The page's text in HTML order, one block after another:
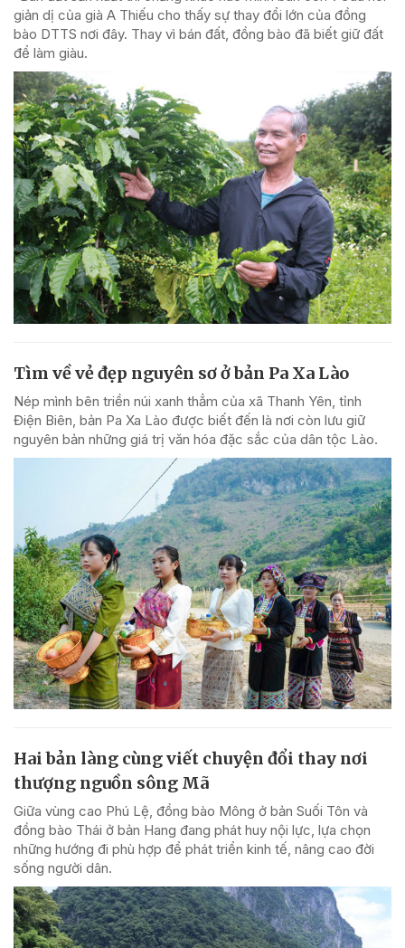
giản dị của già A Thiếu cho thấy sự thay đổi lớn của đồng
bào DTTS nơi đây. Thay vì bán đất, đồng bào đã biết giữ đất
để làm giàu.
Tìm về vẻ đẹp nguyên sơ ở bản Pa Xa Lào
Nép mình bên triền núi xanh thẳm của xã Thanh Yên, tỉnh
Điện Biên, bản Pa Xa Lào được biết đến là nơi còn lưu giữ
nguyên bản những giá trị văn hóa đặc sắc của dân tộc Lào.
Hai bản làng cùng viết chuyện đổi thay nơi
thượng nguồn sông Mã
Giữa vùng cao Phú Lệ, đồng bào Mông ở bản Suối Tôn và
đồng bào Thái ở bản Hang đang phát huy nội lực, lựa chọn
những hướng đi phù hợp để phát triển kinh tế, nâng cao đời
sống người dân.